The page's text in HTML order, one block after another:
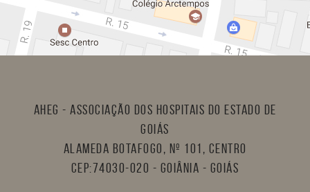
AHEG - Associação dos Hospitais do Estado de
Goiás
Alameda Botafogo, nº 101, Centro
CEP:74030-020 - Goiânia - Goiás